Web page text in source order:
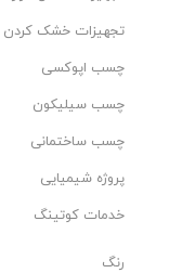
تجهیزات خشک کردن
چسب اپوکسی
چسب سیلیکون
چسب ساختمانی
پروژه شیمیایی
خدمات کوتینگ
رنگ